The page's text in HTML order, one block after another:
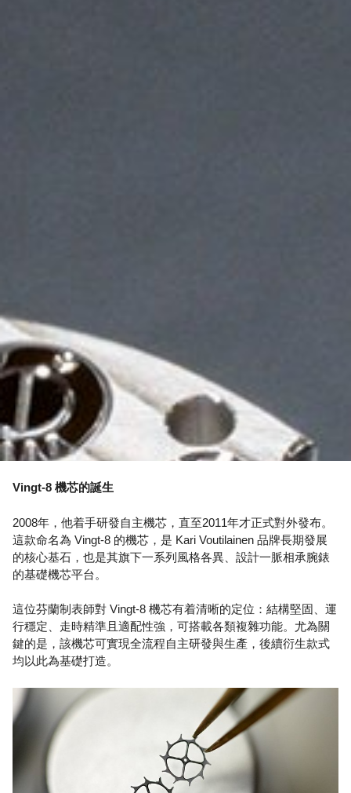
Vingt-8 機芯的誕生
2008年，他着手研發自主機芯，直至2011年才正式對外發布。
這款命名為 Vingt‑8 的機芯，是 Kari Voutilainen 品牌長期發展
的核心基石，也是其旗下一系列風格各異、設計一脈相承腕錶
的基礎機芯平台。
這位芬蘭制表師對 Vingt-8 機芯有着清晰的定位：結構堅固、運
行穩定、走時精準且適配性強，可搭載各類複雜功能。尤為關
鍵的是，該機芯可實現全流程自主研發與生產，後續衍生款式
均以此為基礎打造。